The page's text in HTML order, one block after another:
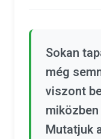
Sokan
még
viszont
Mutatjuk